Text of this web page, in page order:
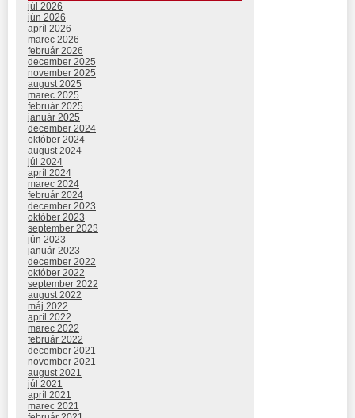
júl 2026
jún 2026
apríl 2026
marec 2026
február 2026
december 2025
november 2025
august 2025
marec 2025
február 2025
január 2025
december 2024
október 2024
august 2024
júl 2024
apríl 2024
marec 2024
február 2024
december 2023
október 2023
september 2023
jún 2023
január 2023
december 2022
október 2022
september 2022
august 2022
máj 2022
apríl 2022
marec 2022
február 2022
december 2021
november 2021
august 2021
júl 2021
apríl 2021
marec 2021